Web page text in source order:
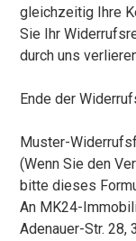
gleichzeitig Ihre
Sie Ihr
durch uns
Ende der
Muster-
(Wenn Sie den
bitte dieses
An MK24-
Adenauer-Str. 28,